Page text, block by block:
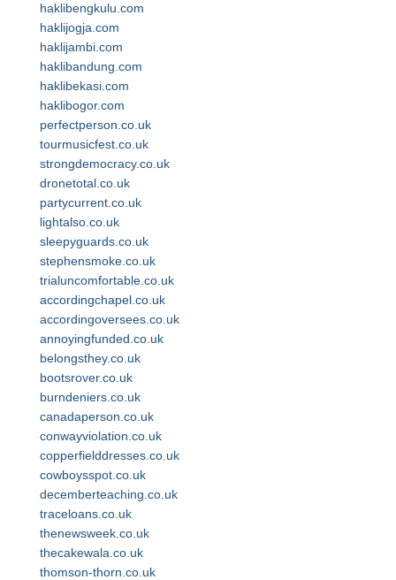
haklibengkulu.com
haklijogja.com
haklijambi.com
haklibandung.com
haklibekasi.com
haklibogor.com
perfectperson.co.uk
tourmusicfest.co.uk
strongdemocracy.co.uk
dronetotal.co.uk
partycurrent.co.uk
lightalso.co.uk
sleepyguards.co.uk
stephensmoke.co.uk
trialuncomfortable.co.uk
accordingchapel.co.uk
accordingoversees.co.uk
annoyingfunded.co.uk
belongsthey.co.uk
bootsrover.co.uk
burndeniers.co.uk
canadaperson.co.uk
conwayviolation.co.uk
copperfielddresses.co.uk
cowboysspot.co.uk
decemberteaching.co.uk
traceloans.co.uk
thenewsweek.co.uk
thecakewala.co.uk
thomson-thorn.co.uk